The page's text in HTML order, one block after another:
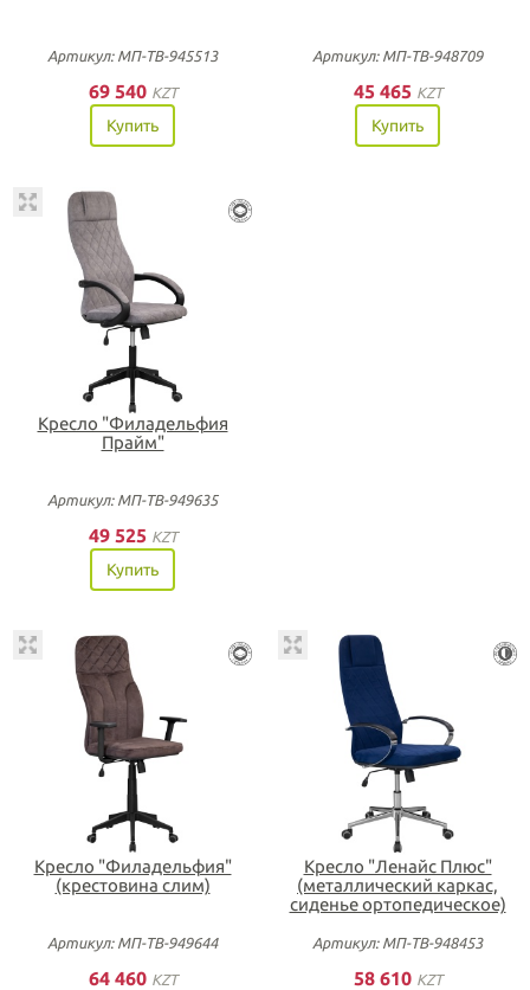
Артикул: МП-ТВ-945513
69 540 KZT
Купить
Артикул: МП-ТВ-948709
45 465 KZT
Купить
Кресло "Филадельфия
Прайм"
Артикул: МП-ТВ-949635
49 525 KZT
Купить
Кресло "Филадельфия"
(крестовина слим)
Артикул: МП-ТВ-949644
64 460 KZT
Кресло "Ленайс Плюс"
(металлический каркас,
сиденье ортопедическое)
Артикул: МП-ТВ-948453
58 610 KZT